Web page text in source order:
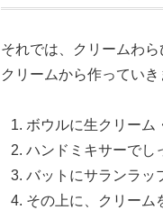
それでは、クリームわ
クリームから作ってい
ボウルに生クリーム
ハンドミキサーでし
バットにサランラッ
その上に、クリーム